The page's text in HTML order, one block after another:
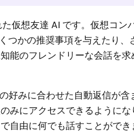
仮想友達 AI です。仮想コン
つかの推奨事項を与えたり、
能のフレンドリーな会話を求
好みに合わせた自動返信が含
みにアクセスできるようにな
自由に何でも話すことができ